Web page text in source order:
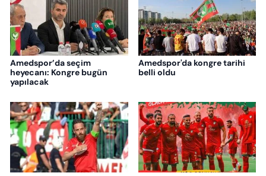
Amedspor’da seçim
heyecanı: Kongre bugün
yapılacak
Amedspor'da kongre tarihi
belli oldu